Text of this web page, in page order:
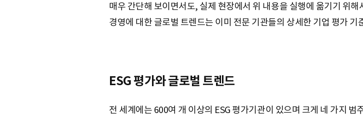
매우 간단해 보이면서도, 실제 현장에서 위 내용을 실행에 옮기기 위
경영에 대한 글로벌 트렌드는 이미 전문 기관들의 상세한 기업 평가
ESG 평가와 글로벌 트렌드
전 세계에는 600여 개 이상의 ESG 평가기관이 있으며 크게 네 가지 범